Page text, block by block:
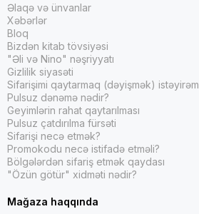
Əlaqə və ünvanlar
Xəbərlər
Bloq
Bizdən kitab tövsiyəsi
"Əli və Nino" nəşriyyatı
Gizlilik siyasəti
Sifarişimi qaytarmaq (dəyişmək) istəyirəm
Pulsuz dənəmə nədir?
Geyimlərin rahat qaytarılması
Pulsuz çatdırılma fürsəti
Sifarişi necə etmək?
Promokodu necə istifadə etməli?
Bölgələrdən sifariş etmək qaydası
"Özün götür" xidməti nədir?
Mağaza haqqında